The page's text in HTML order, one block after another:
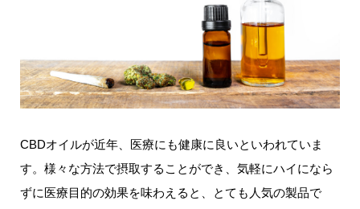
CBDオイルが近年、医療にも健康に良いといわれていま
す。様々な方法で摂取することができ、気軽にハイになら
ずに医療目的の効果を味わえると、とても人気の製品で